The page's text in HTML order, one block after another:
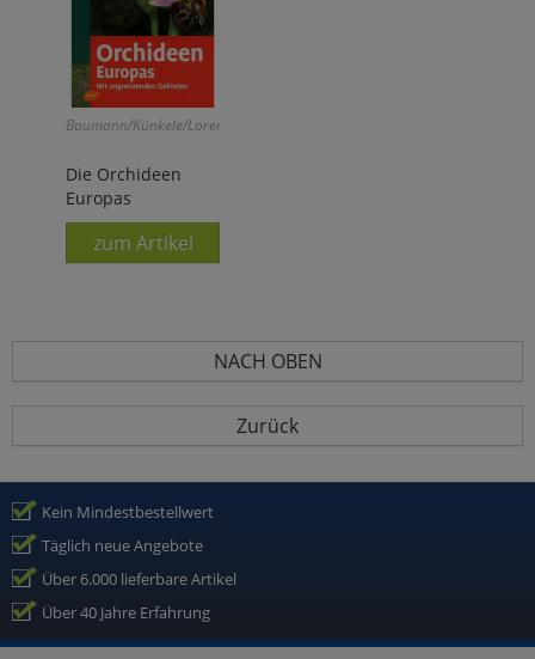
Baumann/Künkele/Lorenz:
Die Orchideen
Europas
zum Artikel
NACH OBEN
Zurück
Kein Mindestbestellwert
Täglich neue Angebote
Über 6.000 lieferbare Artikel
Über 40 Jahre Erfahrung